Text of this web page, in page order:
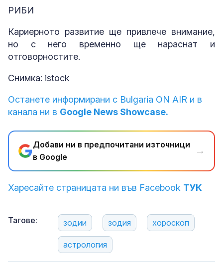
РИБИ
Кариерното развитие ще привлече внимание,
но с него временно ще нараснат и
отговорностите.
Снимка: istock
Останете информирани с Bulgaria ON AIR и в
канала ни в Google News Showcase.
Добави ни в предпочитани източници
в Google
→
Харесайте страницата ни във Facebook ТУК
Тагове: зодии зодия хороскоп
астрология